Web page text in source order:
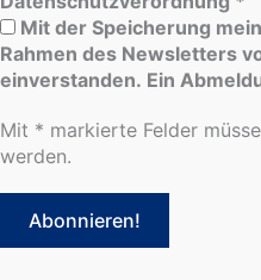
Mit der Speicherung
Rahmen des Newsletters
einverstanden. Ein
Mit * markierte Felder
werden.